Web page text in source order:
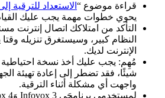
قراءة موضوع “الاستعداد للترقية إلى Windows 10
يحوي خطوات مهمة يجب عليك القيام
التأكد من امتلاكك اتصال إنترنت
النظام كبير، وسيستغرق تنزيله وقتا
الإنترنت لديك.
مُهِم: يجب عليك أخذ نسخة احتياطية من
شيئًا، فقد تضطر إلى إعادة تهيئة
واجهت أي مشكلة أثناء الترقية.